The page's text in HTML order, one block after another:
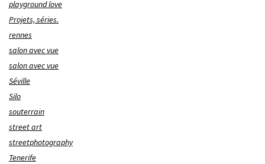
playground love
Projets, séries.
rennes
salon avec vue
salon avec vue
Séville
Silo
souterrain
street art
streetphotography
Tenerife